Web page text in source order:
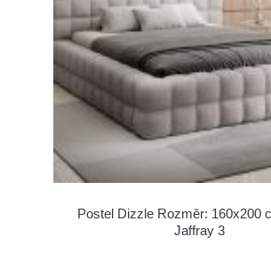
Postel Dizzle Rozměr: 160x200
Jaffray 3